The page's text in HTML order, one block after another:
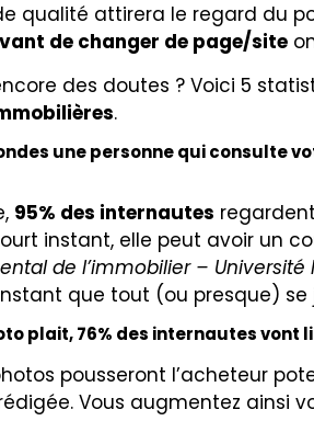
qualité attirera le regard du
de changer de page/site
des doutes ? Voici 5
.
une personne qui consulte
95% des internautes
instant, elle peut avoir un
de l’immobilier – Université
que tout (ou presque) se
plait, 76% des internautes
pousseront l’acheteur
Vous augmentez ainsi